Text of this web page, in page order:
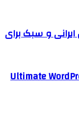
ایرانی و سبک برای
Ultimate